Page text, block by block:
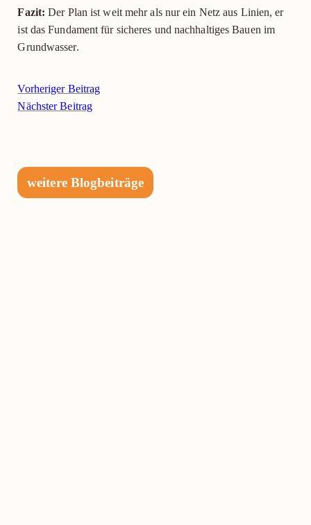
Fazit: Der Plan ist weit mehr als nur ein Netz aus Linien, er
ist das Fundament für sicheres und nachhaltiges Bauen im
Grundwasser.
Vorheriger Beitrag
Nächster Beitrag
weitere Blogbeiträge